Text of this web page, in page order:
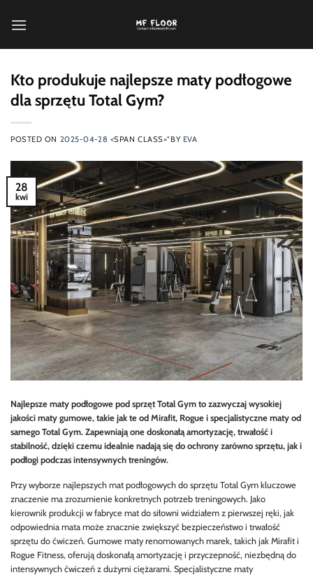
do
Kto produkuje najlepsze maty podłogowe
dla sprzętu Total Gym?
POSTED ON 2025-04-28 <SPAN CLASS="BY EVA
28
kwi
Najlepsze maty podłogowe pod sprzęt Total Gym to zazwyczaj wysokiej
jakości maty gumowe, takie jak te od Mirafit, Rogue i specjalistyczne maty od
samego Total Gym. Zapewniają one doskonałą amortyzację, trwałość i
stabilność, dzięki czemu idealnie nadają się do ochrony zarówno sprzętu, jak i
podłogi podczas intensywnych treningów.
Przy wyborze najlepszych mat podłogowych do sprzętu Total Gym kluczowe
znaczenie ma zrozumienie konkretnych potrzeb treningowych. Jako
kierownik produkcji w fabryce mat do siłowni widziałem z pierwszej ręki, jak
odpowiednia mata może znacznie zwiększyć bezpieczeństwo i trwałość
sprzętu do ćwiczeń. Gumowe maty renomowanych marek, takich jak Mirafit i
Rogue Fitness, oferują doskonałą amortyzację i przyczepność, niezbędną do
intensywnych ćwiczeń z dużymi ciężarami. Specjalistyczne maty